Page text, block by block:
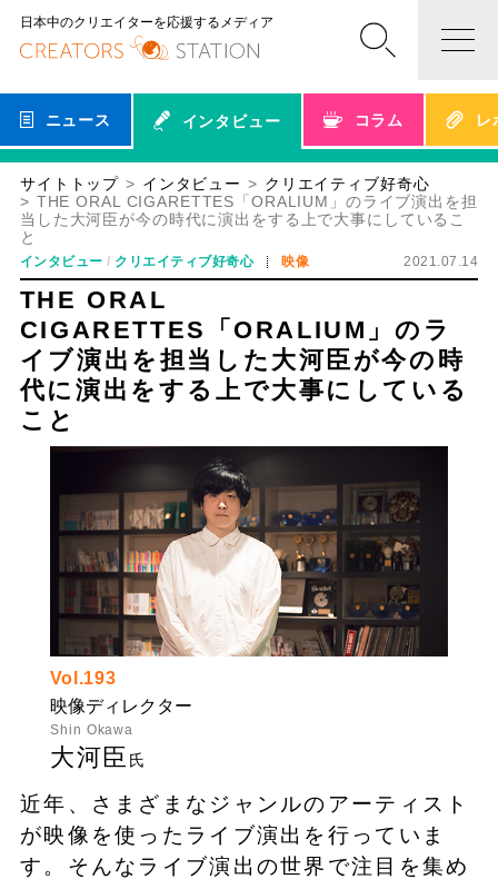
日本中のクリエイターを応援するメディア
ニュース インタビュー コラム レ
サイトトップ インタビュー
クリエイティブ好奇心
THE ORAL CIGARETTES「ORALIUM」のライブ演出を担
当した大河臣が今の時代に演出をする上で大事にしているこ
と
インタビュー クリエイティブ好奇心 映像 2021.07.14
THE ORAL
CIGARETTES「ORALIUM」のラ
イブ演出を担当した大河臣が今の時
代に演出をする上で大事にしている
こと
Vol.193
映像ディレクター
Shin Okawa
大河臣 氏
近年、さまざまなジャンルのアーティスト
が映像を使ったライブ演出を行っていま
す。そんなライブ演出の世界で注目を集め